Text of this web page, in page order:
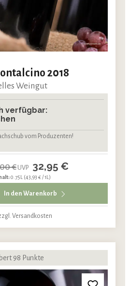
2018
Weingut
verfügbar:
vom Produzenten!
€UVP 32,95 €
0.75L (43,93 € / 1L)
In den Warenkorb
Versandkosten
98 Punkte